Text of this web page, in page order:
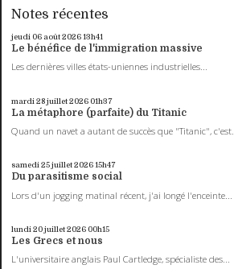
Notes récentes
jeudi 06 août 202613h41
Le bénéfice de l'immigration massive
Les dernières villes états-uniennes industrielles...
mardi 28juillet 2026 01h37
La métaphore (parfaite) du Titanic
Quand un navet a autant de succès que "Titanic", c'est...
samedi 25juillet 202615h47
Du parasitisme social
Lors d'un jogging matinal récent, j'ai longé l'enceinte...
lundi 20juillet 2026 00h15
Les Grecs et nous
L'universitaire anglais Paul Cartledge, spécialiste des...